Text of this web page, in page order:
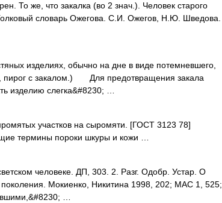
То же, что закалка (во 2 знач.). Человек старого
словарь Ожегова. С.И. Ожегов, Н.Ю. Шведова.
изделиях, обычно на дне в виде потемневшего,
пирог с закалом.) Для предотвращения закала
изделию слегка&#8230; …
участков на сыромяти. [ГОСТ 3123 78]
термины пороки шкуры и кожи …
человеке. ДП, 303. 2. Разг. Одобр. Устар. О
Мокиенко, Никитина 1998, 202; МАС 1, 525;
…